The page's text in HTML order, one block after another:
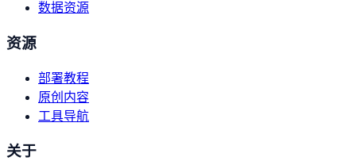
数据资源
资源
部署教程
原创内容
工具导航
关于